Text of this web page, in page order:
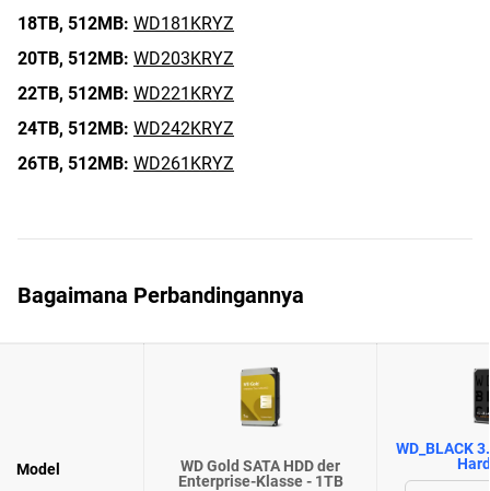
18TB, 512MB: WD181KRYZ
20TB, 512MB: WD203KRYZ
22TB, 512MB: WD221KRYZ
24TB, 512MB: WD242KRYZ
26TB, 512MB: WD261KRYZ
Bagaimana Perbandingannya
Model
WD Gold SATA HDD der
Enterprise-Klasse - 1TB
WD_BLACK